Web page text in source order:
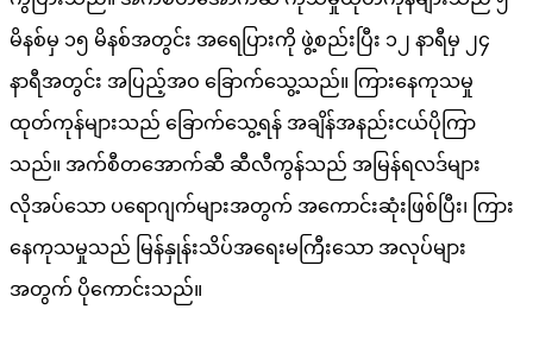
မိနစ်မှ ၁၅ မိနစ်အတွင်း အရေပြားကို ဖွဲ့စည်းပြီး ၁၂ နာရီမှ ၂၄
နာရီအတွင်း အပြည့်အဝ ခြောက်သွေ့သည်။ ကြားနေကုသမှု
ထုတ်ကုန်များသည် ခြောက်သွေ့ရန် အချိန်အနည်းငယ်ပိုကြာ
သည်။ အက်စီတအောက်ဆီ ဆီလီကွန်သည် အမြန်ရလဒ်များ
လိုအပ်သော ပရောဂျက်များအတွက် အကောင်းဆုံးဖြစ်ပြီး၊ ကြား
နေကုသမှုသည် မြန်နှုန်းသိပ်အရေးမကြီးသော အလုပ်များ
အတွက် ပိုကောင်းသည်။